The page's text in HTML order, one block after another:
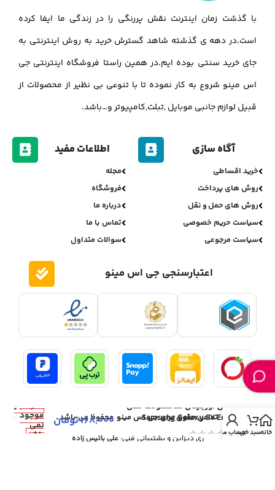
با گذشت زمان اینترنت نقش پررنگی را در زندگی ما ایفا کرده
است.در دهه ی گذشته شاهد گسترش خرید به روش اینترنتی به
جای خرید سنتی بوده ایم.در همین راستا فروشگاه اینترنتی جی
اس مینو شروع به کار نموده تا با تنوعی بی نظیر از محصولات از
قبیل لوازم جانبی موبایل ,تبلت,کامپیوتر و…باشد.
آگاه سازی
خرید اقساطی
روش های پرداخت
روش های حمل و نقل
سیاست حریم خصوصی
سیاست مرجوعی
اطلاعات مفید
مجله
فروشگاه
درباره ما
تماس با ما
سوالات متداول
اعتبارسنجی جی اس مینو
تمامی حقوق برای جی اس مینو محفوظ می باشد.
ری دیزاین و پشتیبانی فنی:علی بائیس زاده
خانهسبد خریدحساب من
باتری اورجینال سامسونگ مدل
Samsung Galaxy S7 Edge
168,000تومان
در انبار
موجود
نمی
باشد